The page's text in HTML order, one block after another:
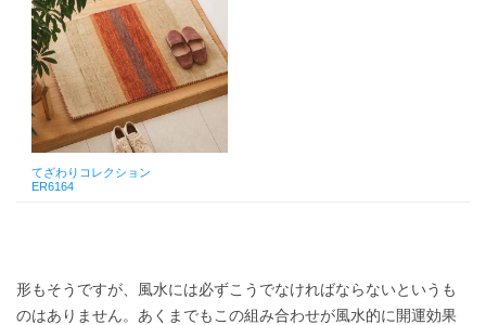
てざわりコレクション
ER6164
形もそうですが、風水には必ずこうでなければならないというも
のはありません。あくまでもこの組み合わせが風水的に開運効果